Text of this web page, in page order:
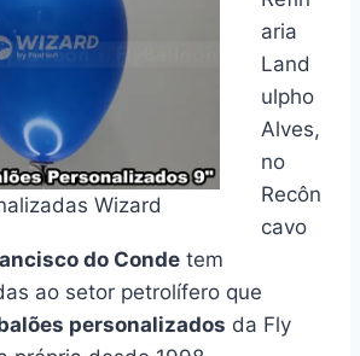
Wizard
aria
Land
ulpho
Alves,
no
Recôn
cavo
do Conde tem
ao setor petrolífero que
personalizados da Fly